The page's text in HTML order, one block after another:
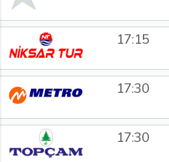
17:15
17:30
17:30